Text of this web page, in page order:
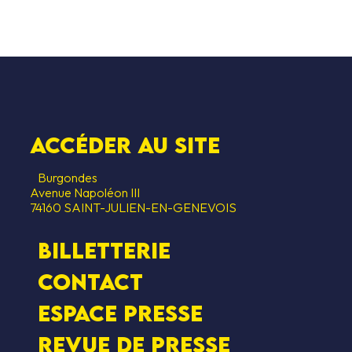
Accéder au SITE
Burgondes
Avenue Napoléon III
74160 SAINT-JULIEN-EN-GENEVOIS
Billetterie
Contact
Espace presse
Revue de presse